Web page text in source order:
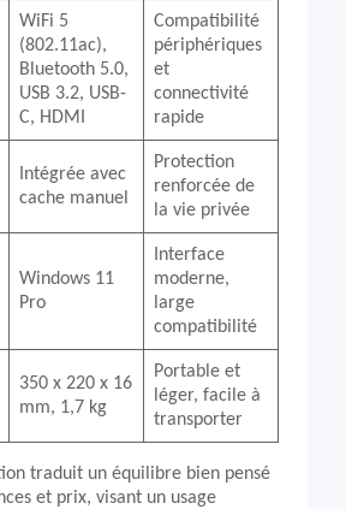
WiFi 5
(802.11ac),
Bluetooth 5.0,
USB 3.2, USB-
C, HDMI
Compatibilité
périphériques
et
connectivité
rapide
Intégrée avec
cache manuel
Protection
renforcée de
la vie privée
Windows 11
Pro
Interface
moderne,
large
compatibilité
350 x 220 x 16
mm, 1,7 kg
Portable et
léger, facile à
transporter
traduit un équilibre bien pensé
et prix, visant un usage